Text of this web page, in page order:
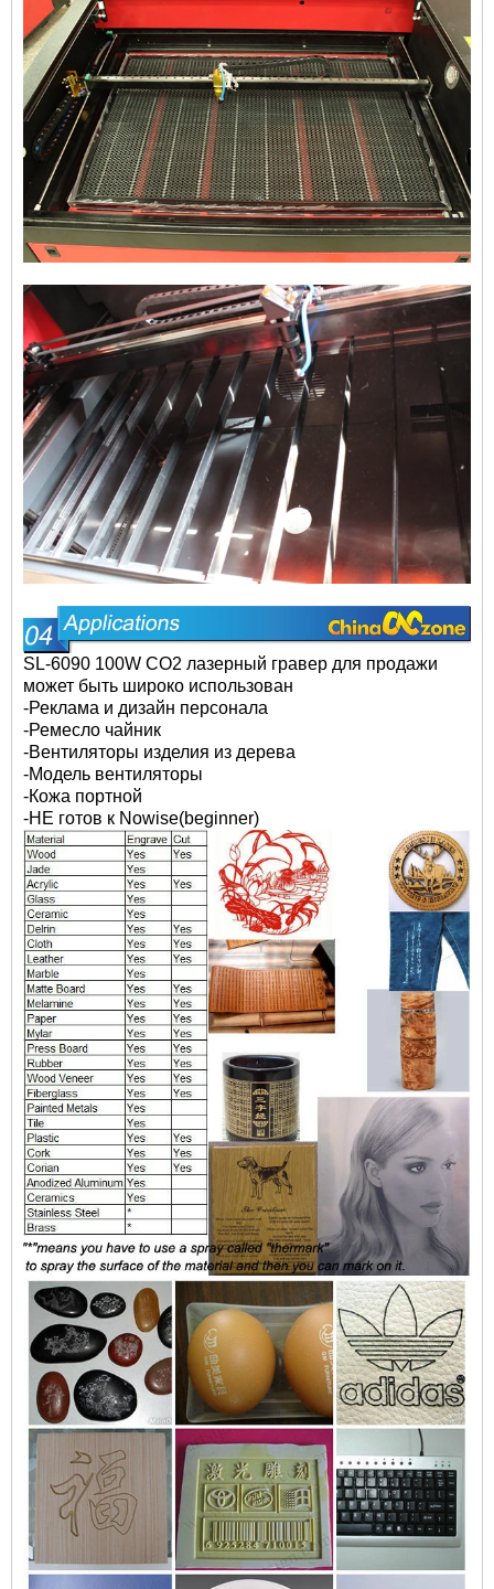
SL-6090 100W CO2 лазерный гравер для продажи
может быть широко использован
-Реклама и дизайн персонала
-Ремесло чайник
-Вентиляторы изделия из дерева
-Модель вентиляторы
-Кожа портной
-НЕ готов к Nowise(beginner)